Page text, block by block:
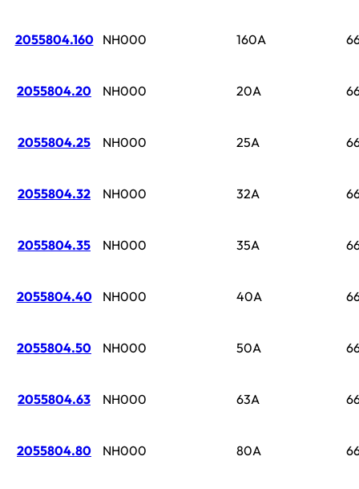
2055804.160 NH000 160A
2055804.20 NH000 20A
2055804.25 NH000 25A
2055804.32 NH000 32A
2055804.35 NH000 35A
2055804.40 NH000 40A
2055804.50 NH000 50A
2055804.63 NH000 63A
2055804.80 NH000 80A